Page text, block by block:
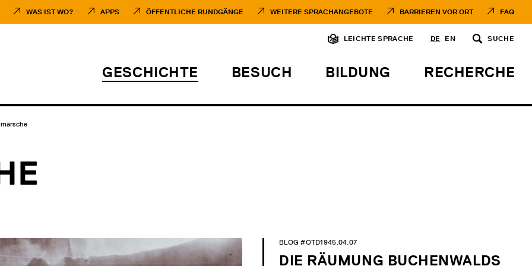
WAS IST WO? APPS ÖFFENTLICHE RUNDGÄNGE WEITERE SPRACHANGEBOTE BARRIEREN VOR ORT FAQ
LEICHTE SPRACHE DE EN SUCHE
GESCHICHTE BESUCH BILDUNG RECHERCHE
DIE RÄUMUNG BUCHENWALDS
BLOG #OTD1945.04.07